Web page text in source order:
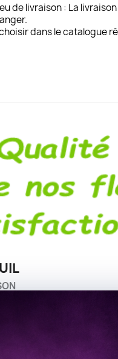
de livraison : La
dans le catalogue
compositions de
lieux de cérémonie,
✅Envoyer une